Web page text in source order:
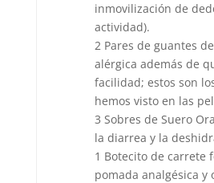
inmovilización de
actividad).
2 Pares de guantes
alérgica además de
facilidad; estos son
hemos visto en las
3 Sobres de Suero
la diarrea y la
1 Botecito de carrete
pomada analgésica